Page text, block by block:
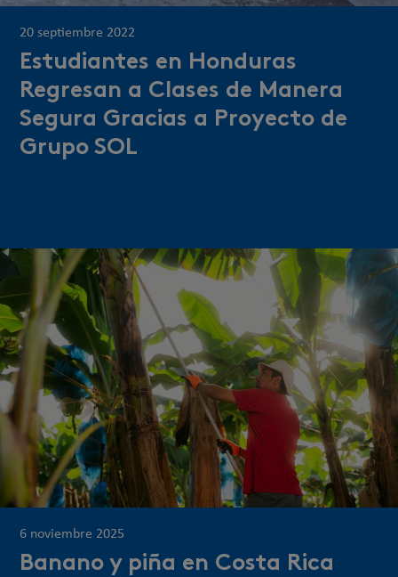
20 septiembre 2022
Estudiantes en Honduras
Regresan a Clases de Manera
Segura Gracias a Proyecto de
Grupo SOL
6 noviembre 2025
Banano y piña en Costa Rica